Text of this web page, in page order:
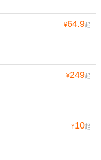
¥64.9起
¥249起
¥10起